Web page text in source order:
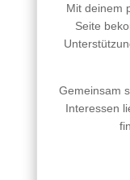
Mit deinem
Seite
Gemeinsam
Interessen